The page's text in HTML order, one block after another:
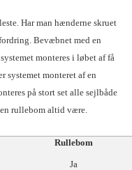
Har man hænderne skruet
Bevæbnet med en
monteres i løbet af få
systemet monteret af en
på stort set alle sejlbåde
rullebom altid være.
Rullebom
Ja